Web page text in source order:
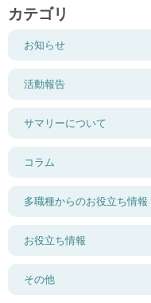
カテゴリ
お知らせ
活動報告
サマリーについて
コラム
多職種からのお役立ち情報
お役立ち情報
その他